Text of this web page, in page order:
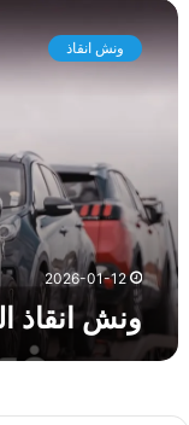
و
ل
ع
ب
س
ونش انقاذ
2026-01-12
ونش انقاذ